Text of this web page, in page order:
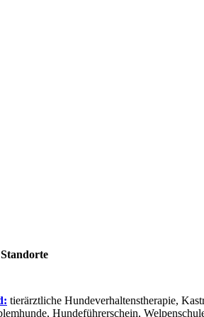
tierärztliche Hundeverhaltenstherapie,
Hundeführerschein,